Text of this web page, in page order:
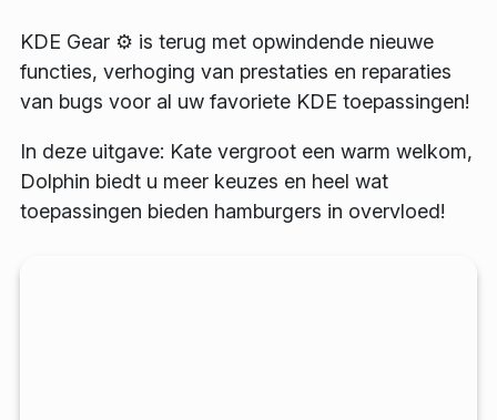
KDE Gear ⚙️ is terug met opwindende nieuwe
functies, verhoging van prestaties en reparaties
van bugs voor al uw favoriete KDE toepassingen!
In deze uitgave: Kate vergroot een warm welkom,
Dolphin biedt u meer keuzes en heel wat
toepassingen bieden hamburgers in overvloed!